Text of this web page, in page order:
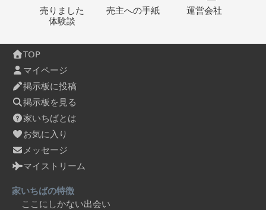
売りました
体験談
売主への手紙 運営会社
TOP
マイページ
掲示板に投稿
掲示板を見る
家いちばとは
お気に入り
メッセージ
マイストリーム
家いちばの特徴
ここにしかない出会い